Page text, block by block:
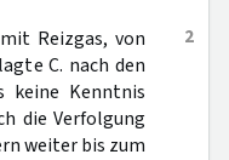
2
Reizgas, von
C. nach den
keine Kenntnis
die Verfolgung
weiter bis zum